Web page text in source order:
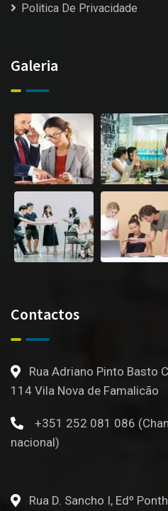
Politica De Privacidade
Galeria
Contactos
Rua Adriano Pinto Basto
114 Vila Nova de Famalicão
+351 252 081 086
nacional)
Rua D. Sancho I, Edº